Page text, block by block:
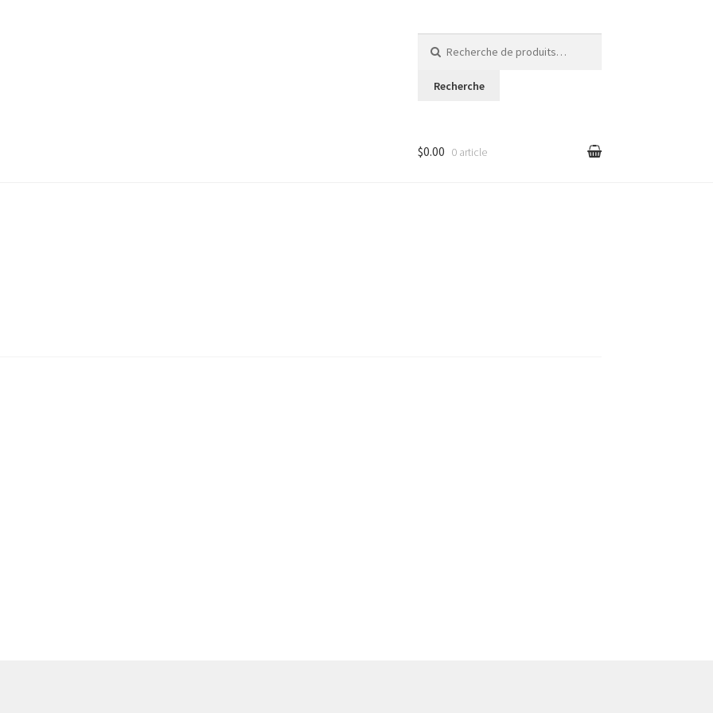
Recherche
$0.00 0 article